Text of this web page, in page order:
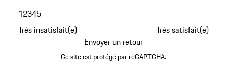
Très insatisfait(e)
12345
Très satisfait(e)
Envoyer un retour
Ce site est protégé par reCAPTCHA.